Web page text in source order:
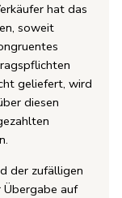
hat das
soweit
geliefert, wird
diesen
der zufälligen
auf